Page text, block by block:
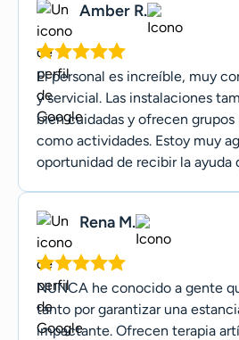
Amber R.
El personal es increíble, muy
y servicial. Las instalaciones
bien cuidadas y ofrecen grupos
como actividades. Estoy muy
oportunidad de recibir la ayuda
Rena M.
NUNCA he conocido a gente
tanto por garantizar una
impactante. Ofrecen terapia